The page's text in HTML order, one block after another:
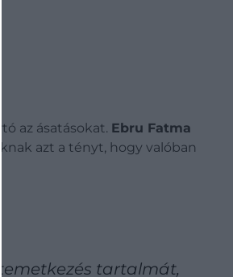
az ásatásokat. Ebru Fatma
azt a tényt, hogy valóban
tartalmát,